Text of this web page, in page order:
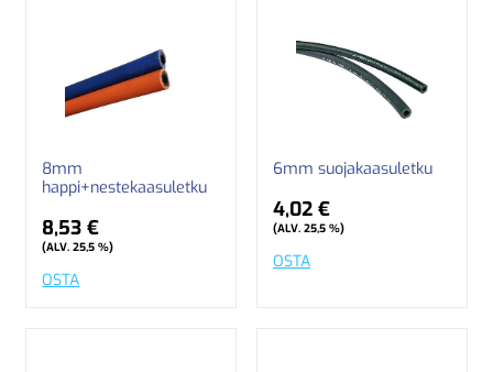
8mm
happi+nestekaasuletku
8,53 €
(ALV. 25,5 %)
OSTA
6mm suojakaasuletku
4,02 €
(ALV. 25,5 %)
OSTA